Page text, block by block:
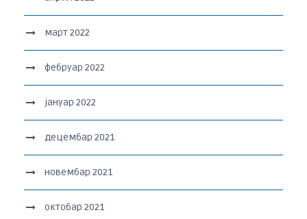
март 2022
фебруар 2022
јануар 2022
децембар 2021
новембар 2021
октобар 2021